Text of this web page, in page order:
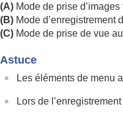
Boutons C
Bouton
Sélecteur
Écran de
(A) Mode de prise d’images
(B) Mode d’enregistrement
(C) Mode de prise de vue
Astuce
Les éléments de menu
Lors de